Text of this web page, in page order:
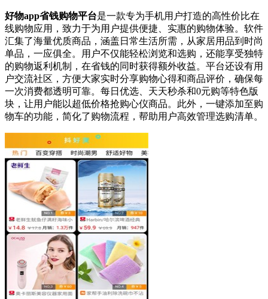
好物app省钱购物平台是一款专为手机用户打造的高性价比在
线购物应用，致力于为用户提供便捷、实惠的购物体验。软件
汇集了海量优质商品，涵盖日常生活所需，从家居用品到时尚
单品，一应俱全。用户不仅能轻松浏览和选购，还能享受独特
的购物返利机制，在省钱的同时获得额外收益。平台还设有用
户交流社区，方便大家实时分享购物心得和商品评价，确保每
一次消费都透明可靠。每日优选、天天秒杀和0元购等特色版
块，让用户能以超低价格抢购心仪商品。此外，一键添加至购
物车的功能，简化了购物流程，帮助用户高效管理选购清单。